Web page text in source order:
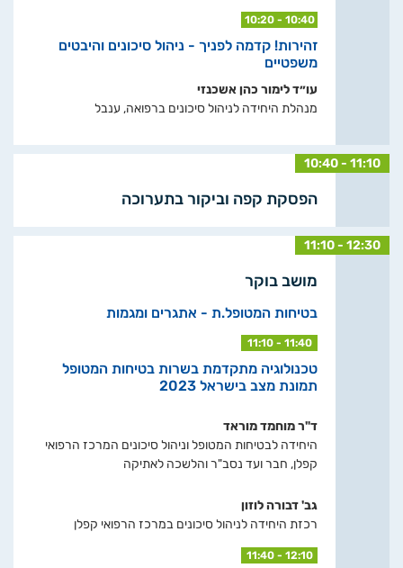
10:20 - 10:40
זהירות! קדמה לפניך - ניהול סיכונים והיבטים
משפטיים
עו״ד לימור כהן אשכנזי
מנהלת היחידה לניהול סיכונים ברפואה, ענבל
10:40 - 11:10
הפסקת קפה וביקור בתערוכה
11:10 - 12:30
מושב בוקר
בטיחות המטופל.ת - אתגרים ומגמות
11:10 - 11:40
טכנולוגיה מתקדמת בשרות בטיחות המטופל
תמונת מצב בישראל 2023
ד"ר מוחמד מוראד
היחידה לבטיחות המטופל וניהול סיכונים המרכז הרפואי
קפלן, חבר ועד נסב"ר והלשכה לאתיקה
גב' דבורה לוזון
רכזת היחידה לניהול סיכונים במרכז הרפואי קפלן
11:40 - 12:10